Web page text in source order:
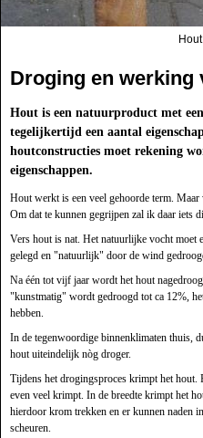
Droging en werking
Hout is een natuurproduct met
tegelijkertijd een aantal
houtconstructies moet rekening
eigenschappen.
Hout werkt is een veel gehoorde term.
Om dat te kunnen gegrijpen zal ik daar iets
Vers hout is nat. Het natuurlijke vocht moet
gelegd en "natuurlijk" door de wind
Na één tot vijf jaar wordt het hout
"kunstmatig" wordt gedroogd tot ca 12%,
hebben.
In de tegenwoordige binnenklimaten thuis,
hout uiteindelijk nòg droger.
Tijdens het drogingsproces krimpt het hout.
even veel krimpt. In de breedte krimpt het
hierdoor krom trekken en er kunnen naden
scheuren.